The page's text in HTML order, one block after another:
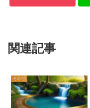
関連記事
その他